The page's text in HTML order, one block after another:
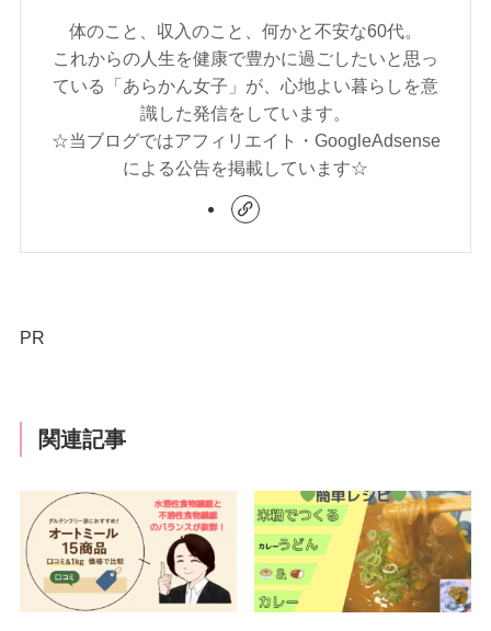
体のこと、収入のこと、何かと不安な60代。
これからの人生を健康で豊かに過ごしたいと思っ
ている「あらかん女子」が、心地よい暮らしを意
識した発信をしています。
☆当ブログではアフィリエイト・GoogleAdsense
による公告を掲載しています☆
PR
関連記事